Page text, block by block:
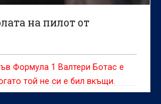
на пилот от
Формула 1 Валтери Ботас е
той не си е бил вкъщи.